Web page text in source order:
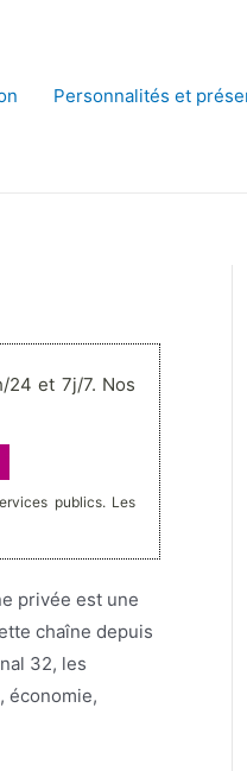
Personnalités et
24 et 7j/7. Nos
publics. Les
privée est une
chaîne depuis
32, les
économie,